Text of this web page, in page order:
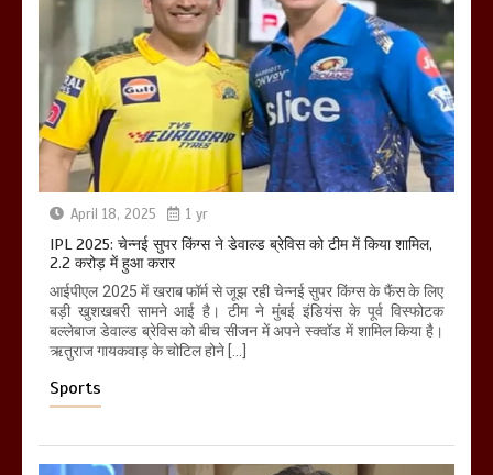
April 18, 2025 1 yr
IPL 2025: चेन्नई सुपर किंग्स ने डेवाल्ड ब्रेविस को टीम में किया शामिल,
2.2 करोड़ में हुआ करार
आईपीएल 2025 में खराब फॉर्म से जूझ रही चेन्नई सुपर किंग्स के फैंस के लिए
बड़ी खुशखबरी सामने आई है। टीम ने मुंबई इंडियंस के पूर्व विस्फोटक
बल्लेबाज डेवाल्ड ब्रेविस को बीच सीजन में अपने स्क्वॉड में शामिल किया है।
ऋतुराज गायकवाड़ के चोटिल होने […]
Sports